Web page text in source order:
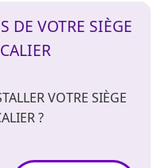
DE VOTRE SIÈGE
VOTRE SIÈGE
?